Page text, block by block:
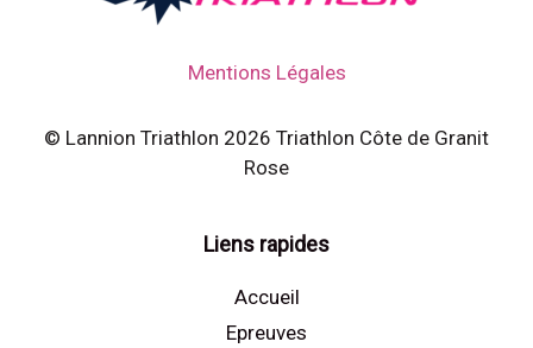
Mentions Légales
© Lannion Triathlon 2026 Triathlon Côte de Granit
Rose
Liens rapides
Accueil
Epreuves